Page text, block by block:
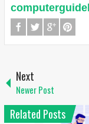
Next
Newer Post
Related Posts